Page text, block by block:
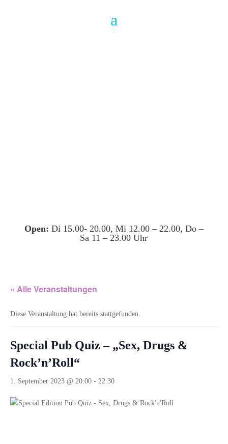
Open: Di 15.00- 20.00, Mi 12.00 – 22.00, Do –
Sa 11 – 23.00 Uhr
« Alle Veranstaltungen
Diese Veranstaltung hat bereits stattgefunden.
Special Pub Quiz – „Sex, Drugs &
Rock’n’Roll“
1. September 2023 @ 20:00 - 22:30